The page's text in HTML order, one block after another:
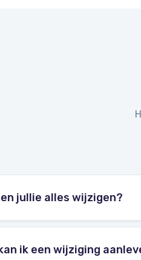
jullie alles wijzigen?
ik een wijziging